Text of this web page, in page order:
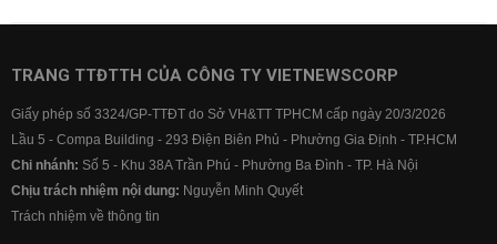
TRANG TTĐTTH CỦA CÔNG TY VIETNEWSCORP
Giấy phép số 3324/GP-TTĐT do Sở VH&TT TPHCM cấp ngày 20/3/2026
Lầu 5 - Compa Building - 293 Điện Biên Phủ - Phường Gia Định - TP.HCM
Chi nhánh: Số 5 - Khu 38A Trần Phú - Phường Ba Đình - TP. Hà Nội
Chịu trách nhiệm nội dung: Nguyễn Minh Quyết
Trách nhiệm về thông tin